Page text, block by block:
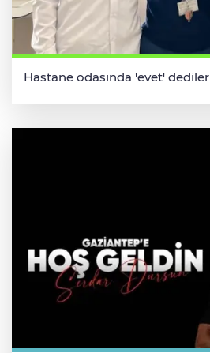
Hastane odasında 'evet' dediler